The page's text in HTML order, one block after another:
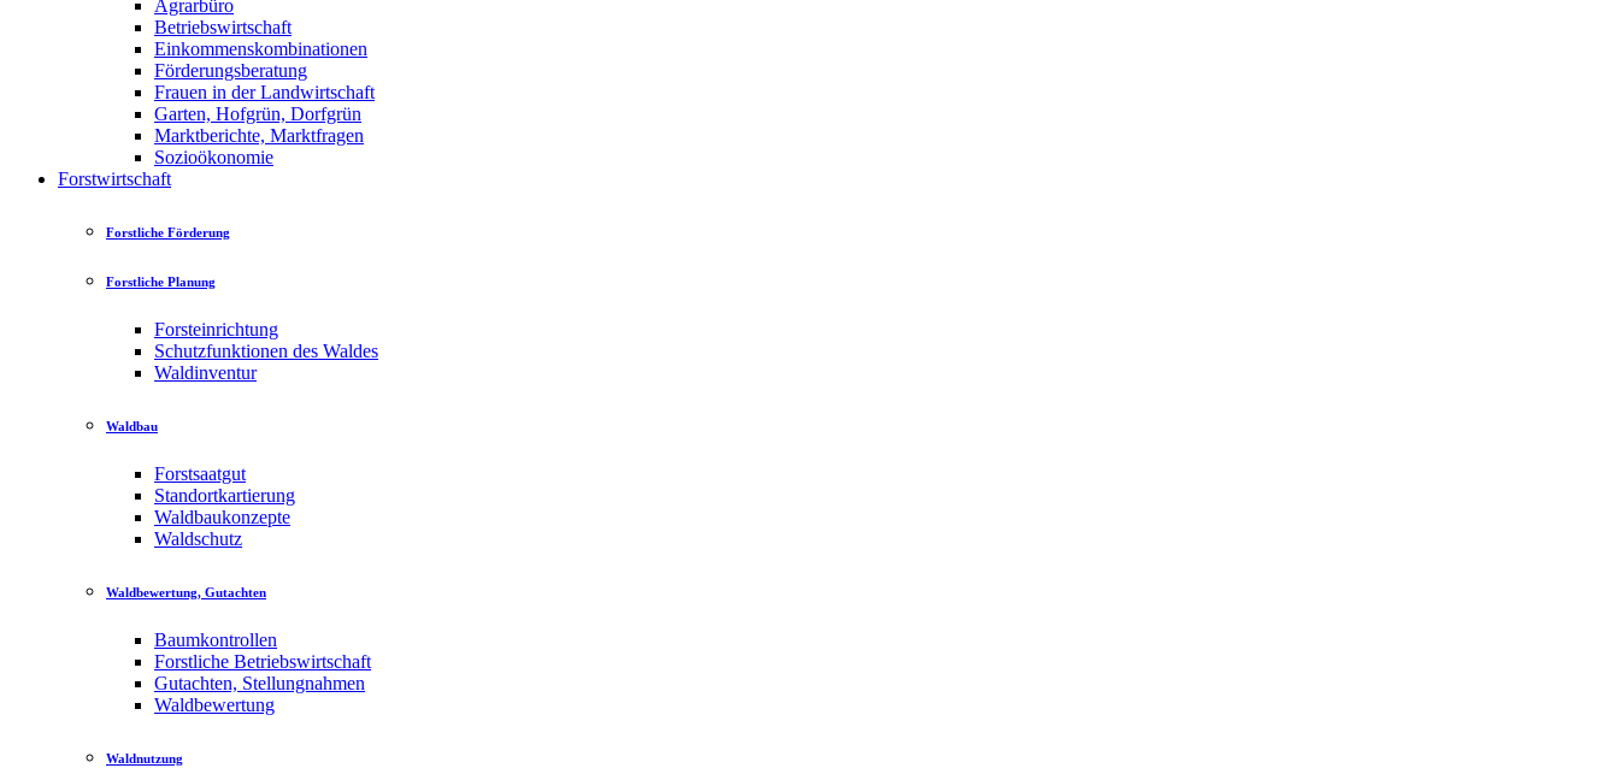
Agrarbüro
Betriebswirtschaft
Einkommenskombinationen
Förderungsberatung
Frauen in der Landwirtschaft
Garten, Hofgrün, Dorfgrün
Marktberichte, Marktfragen
Sozioökonomie
Forstwirtschaft
Forstliche Förderung
Forstliche Planung
Forsteinrichtung
Schutzfunktionen des Waldes
Waldinventur
Waldbau
Forstsaatgut
Standortkartierung
Waldbaukonzepte
Waldschutz
Waldbewertung, Gutachten
Baumkontrollen
Forstliche Betriebswirtschaft
Gutachten, Stellungnahmen
Waldbewertung
Waldnutzung